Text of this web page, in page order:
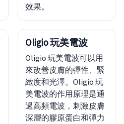
效果。
Oligio 玩美電波
Oligio 玩美電波可以用
來改善皮膚的彈性、緊
緻度和光澤。Oligio 玩
美電波的作用原理是通
過高頻電波，刺激皮膚
深層的膠原蛋白和彈力